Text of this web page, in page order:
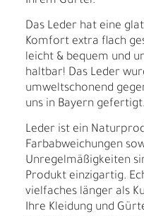
Das Leder hat eine
Komfort extra flach
leicht & bequem und
haltbar! Das Leder
umweltschonend
uns in Bayern gefertigt.
Leder ist ein
Farbabweichungen
Unregelmäßigkeiten
Produkt einzigartig.
vielfaches länger als
Ihre Kleidung und